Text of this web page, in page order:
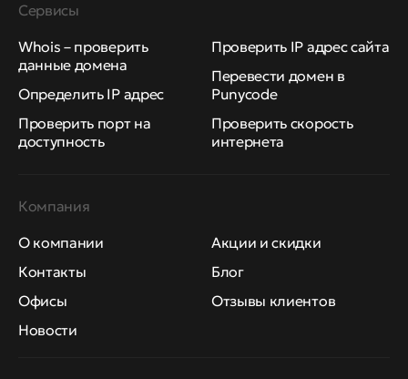
Сервисы
Whois – проверить
данные домена
Определить IP адрес
Проверить порт на
доступность
Проверить IP адрес сайта
Перевести домен в
Punycode
Проверить скорость
интернета
Компания
О компании
Контакты
Офисы
Новости
Акции и скидки
Блог
Отзывы клиентов